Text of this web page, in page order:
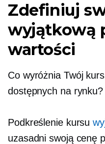
Zdefiniuj
wyjątkową
wartości
Co wyróżnia Twój
dostępnych na rynku?
Podkreślenie kursu
uzasadni swoją cenę